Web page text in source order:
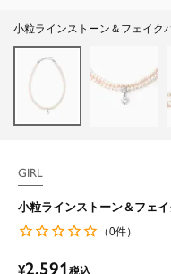
小粒ラインストーン＆フェイク
GIRL
小粒ラインストーン＆フェ
（0件）
¥2,591 税込